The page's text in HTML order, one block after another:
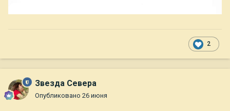
2
Звезда Севера
Опубликовано 26 июня